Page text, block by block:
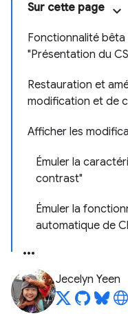
Sur cette page
Fonctionnalité bêta
"Présentation du
Restauration et
modification et de
Afficher les
Émuler la
contrast"
Émuler la
automatique de
Jecelyn Yeen